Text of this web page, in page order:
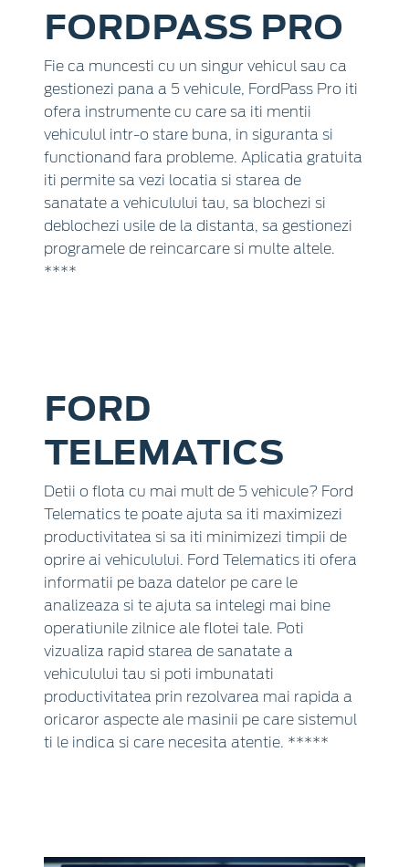
FORDPASS PRO
Fie ca muncesti cu un singur vehicul sau ca
gestionezi pana a 5 vehicule, FordPass Pro iti
ofera instrumente cu care sa iti mentii
vehiculul intr-o stare buna, in siguranta si
functionand fara probleme. Aplicatia gratuita
iti permite sa vezi locatia si starea de
sanatate a vehiculului tau, sa blochezi si
deblochezi usile de la distanta, sa gestionezi
programele de reincarcare si multe altele.
****
FORD
TELEMATICS
Detii o flota cu mai mult de 5 vehicule? Ford
Telematics te poate ajuta sa iti maximizezi
productivitatea si sa iti minimizezi timpii de
oprire ai vehiculului. Ford Telematics iti ofera
informatii pe baza datelor pe care le
analizeaza si te ajuta sa intelegi mai bine
operatiunile zilnice ale flotei tale. Poti
vizualiza rapid starea de sanatate a
vehiculului tau si poti imbunatati
productivitatea prin rezolvarea mai rapida a
oricaror aspecte ale masinii pe care sistemul
ti le indica si care necesita atentie. *****